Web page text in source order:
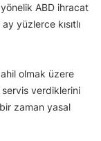
ABD ihracat
yüzlerce kısıtlı
olmak üzere
verdiklerini
zaman yasal